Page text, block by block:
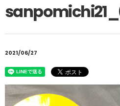
2021/06/27